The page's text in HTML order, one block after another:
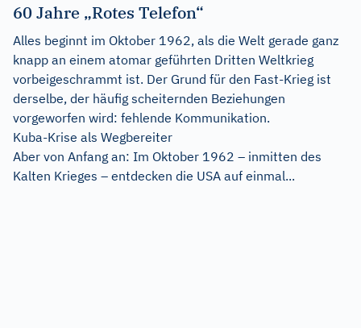
60 Jahre „Rotes Telefon“
Alles beginnt im Oktober 1962, als die Welt gerade ganz
knapp an einem atomar geführten Dritten Weltkrieg
vorbeigeschrammt ist. Der Grund für den Fast-Krieg ist
derselbe, der häufig scheiternden Beziehungen
vorgeworfen wird: fehlende Kommunikation.
Kuba-Krise als Wegbereiter
Aber von Anfang an: Im Oktober 1962 – inmitten des
Kalten Krieges – entdecken die USA auf einmal...